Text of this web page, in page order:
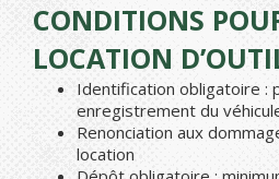
CONDITIONS
LOCATION
Identification obligatoire :
enregistrement du
Renonciation aux
location